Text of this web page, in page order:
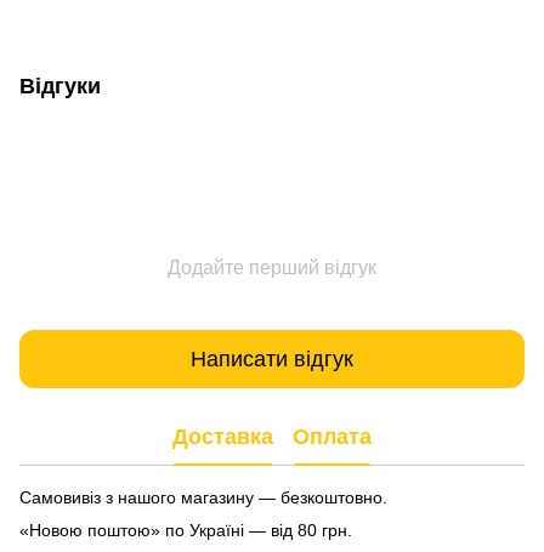
Відгуки
Додайте перший відгук
Написати відгук
Доставка Оплата
Самовивіз з нашого магазину — безкоштовно.
«Новою поштою» по Україні — від 80 грн.